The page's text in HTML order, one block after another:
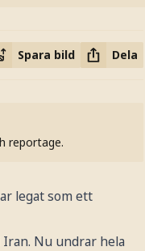
Spara bild Dela
reportage.
legat som ett
Nu undrar hela